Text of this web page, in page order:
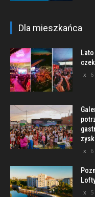
Dla mieszkańca
6
6
5